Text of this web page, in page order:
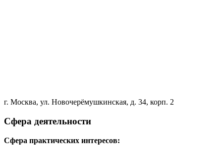
г. Москва, ул. Новочерёмушкинская, д. 34, корп. 2
Сфера деятельности
Сфера практических интересов: